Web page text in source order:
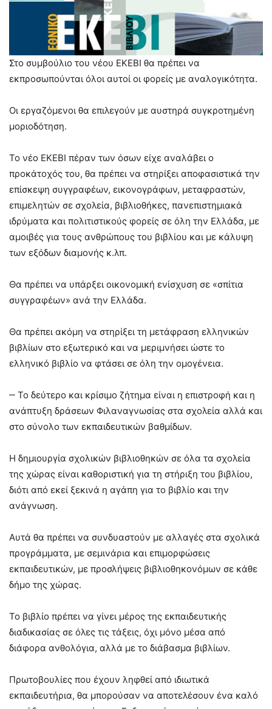
Στο συμβούλιο του νέου ΕΚΕΒΙ θα πρέπει να
εκπροσωπούνται όλοι αυτοί οι φορείς με αναλογικότητα.
Οι εργαζόμενοι θα επιλεγούν με αυστηρά συγκροτημένη
μοριοδότηση.
Το νέο ΕΚΕΒΙ πέραν των όσων είχε αναλάβει ο
προκάτοχός του, θα πρέπει να στηρίξει αποφασιστικά την
επίσκεψη συγγραφέων, εικονογράφων, μεταφραστών,
επιμελητών σε σχολεία, βιβλιοθήκες, πανεπιστημιακά
ιδρύματα και πολιτιστικούς φορείς σε όλη την Ελλάδα, με
αμοιβές για τους ανθρώπους του βιβλίου και με κάλυψη
των εξόδων διαμονής κ.λπ.
Θα πρέπει να υπάρξει οικονομική ενίσχυση σε «σπίτια
συγγραφέων» ανά την Ελλάδα.
Θα πρέπει ακόμη να στηρίξει τη μετάφραση ελληνικών
βιβλίων στο εξωτερικό και να μεριμνήσει ώστε το
ελληνικό βιβλίο να φτάσει σε όλη την ομογένεια.
‒ Το δεύτερο και κρίσιμο ζήτημα είναι η επιστροφή και η
ανάπτυξη δράσεων Φιλαναγνωσίας στα σχολεία αλλά και
στο σύνολο των εκπαιδευτικών βαθμίδων.
Η δημιουργία σχολικών βιβλιοθηκών σε όλα τα σχολεία
της χώρας είναι καθοριστική για τη στήριξη του βιβλίου,
διότι από εκεί ξεκινά η αγάπη για το βιβλίο και την
ανάγνωση.
Αυτά θα πρέπει να συνδυαστούν με αλλαγές στα σχολικά
προγράμματα, με σεμινάρια και επιμορφώσεις
εκπαιδευτικών, με προσλήψεις βιβλιοθηκονόμων σε κάθε
δήμο της χώρας.
Το βιβλίο πρέπει να γίνει μέρος της εκπαιδευτικής
διαδικασίας σε όλες τις τάξεις, όχι μόνο μέσα από
διάφορα ανθολόγια, αλλά με το διάβασμα βιβλίων.
Πρωτοβουλίες που έχουν ληφθεί από ιδιωτικά
εκπαιδευτήρια, θα μπορούσαν να αποτελέσουν ένα καλό